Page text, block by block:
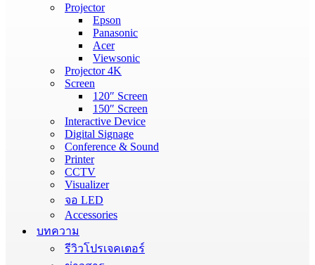
Projector
Epson
Panasonic
Acer
Viewsonic
Projector 4K
Screen
120″ Screen
150″ Screen
Interactive Device
Digital Signage
Conference & Sound
Printer
CCTV
Visualizer
จอ LED
Accessories
บทความ
รีวิวโปรเจคเตอร์